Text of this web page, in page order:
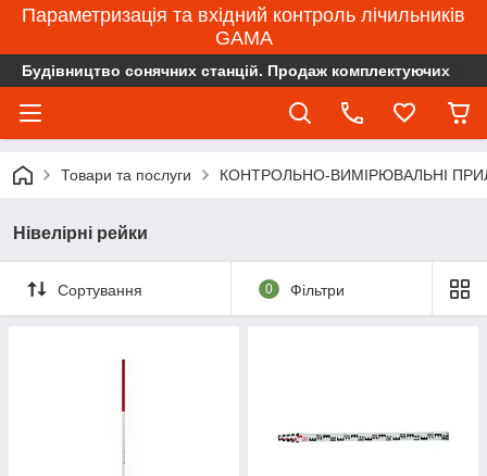
Параметризація та вхідний контроль лічильників
GAMA
Будівництво сонячних станцій. Продаж комплектуючих
Товари та послуги КОНТРОЛЬНО-ВИМІРЮВАЛЬНІ
Нівелірні рейки
Сортування 0 Фільтри